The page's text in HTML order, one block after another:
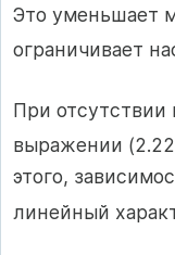
Это уменьшает
ограничивает
При
выражении
этого,
линейный